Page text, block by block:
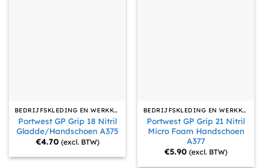
BEDRIJFSKLEDING EN WERKKLEDING
Portwest GP Grip 18 Nitril
Gladde/Handschoen A375
€4.70 (excl. BTW)
BEDRIJFSKLEDING EN WERKKLEDING
Portwest GP Grip 21 Nitril
Micro Foam Handschoen
A377
€5.90 (excl. BTW)